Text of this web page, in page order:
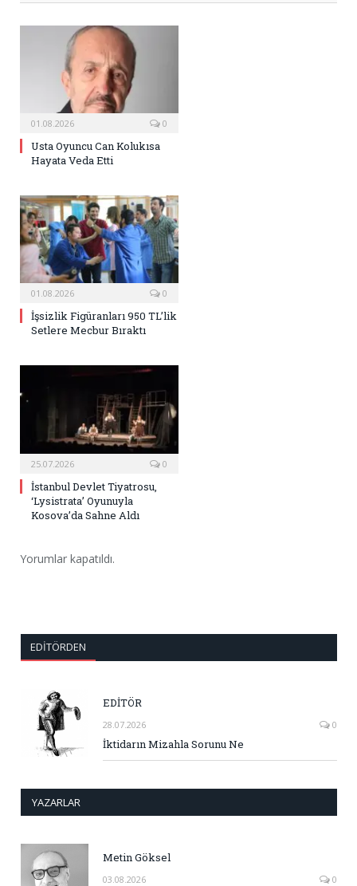
01.08.2026 0
Usta Oyuncu Can Kolukısa
Hayata Veda Etti
01.08.2026 0
İşsizlik Figüranları 950 TL’lik
Setlere Mecbur Bıraktı
25.07.2026 0
İstanbul Devlet Tiyatrosu,
‘Lysistrata’ Oyunuyla
Kosova’da Sahne Aldı
Yorumlar kapatıldı.
EDITÖRDEN
EDİTÖR
28.07.2026 0
İktidarın Mizahla Sorunu Ne
YAZARLAR
Metin Göksel
03.08.2026 0